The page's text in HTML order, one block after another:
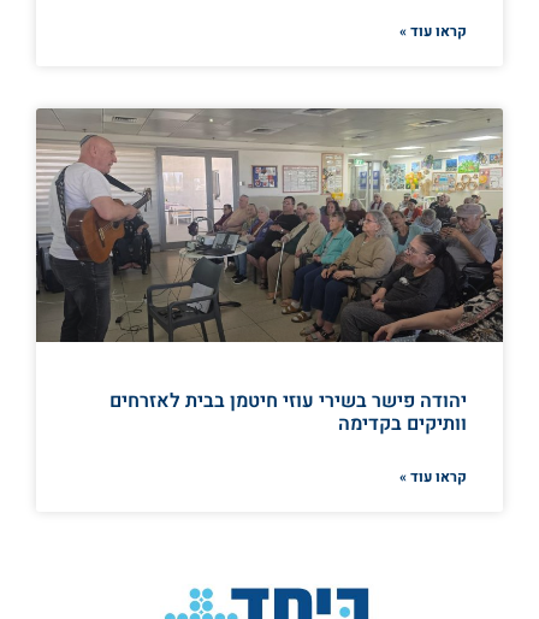
קראו עוד »
יהודה פישר בשירי עוזי חיטמן בבית לאזרחים
וותיקים בקדימה
קראו עוד »